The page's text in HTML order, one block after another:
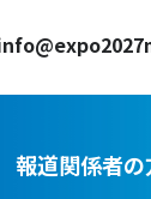
報道関係者の